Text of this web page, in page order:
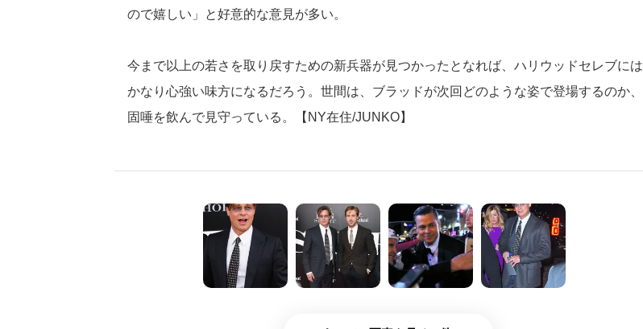
ので嬉しい」と好意的な意見が多い。
今まで以上の若さを取り戻すための新兵器が見つかったとなれば、ハリウッドセレブには
かなり心強い味方になるだろう。世間は、ブラッドが次回どのような姿で登場するのか、
固唾を飲んで見守っている。【NY在住/JUNKO】